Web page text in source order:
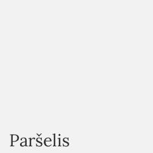
Paršelis